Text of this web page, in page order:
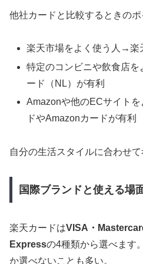
他社カードと比較するときのポ
楽天市場をよく使う人→楽
特定のコンビニや飲食店
ード（NL）が有利
Amazonや他のECサイト
ドやAmazonカードが有利
自分の生活スタイルに合わせて
国際ブランドと使える場
楽天カードはVISA・
Expressの4種類から選べます
か選べないことも多い。